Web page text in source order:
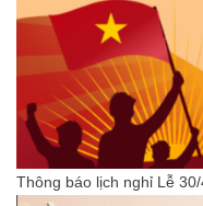
Thông báo lịch nghỉ Lễ